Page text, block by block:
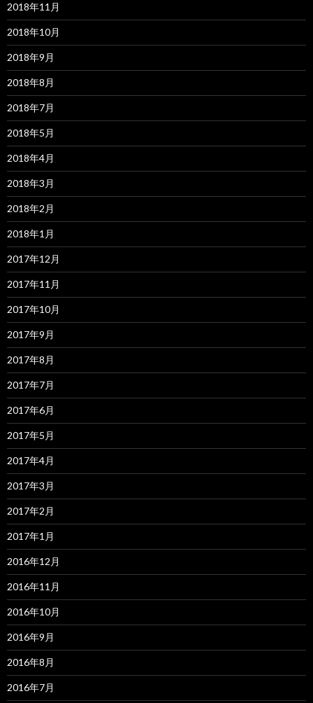
2018年11月
2018年10月
2018年9月
2018年8月
2018年7月
2018年5月
2018年4月
2018年3月
2018年2月
2018年1月
2017年12月
2017年11月
2017年10月
2017年9月
2017年8月
2017年7月
2017年6月
2017年5月
2017年4月
2017年3月
2017年2月
2017年1月
2016年12月
2016年11月
2016年10月
2016年9月
2016年8月
2016年7月